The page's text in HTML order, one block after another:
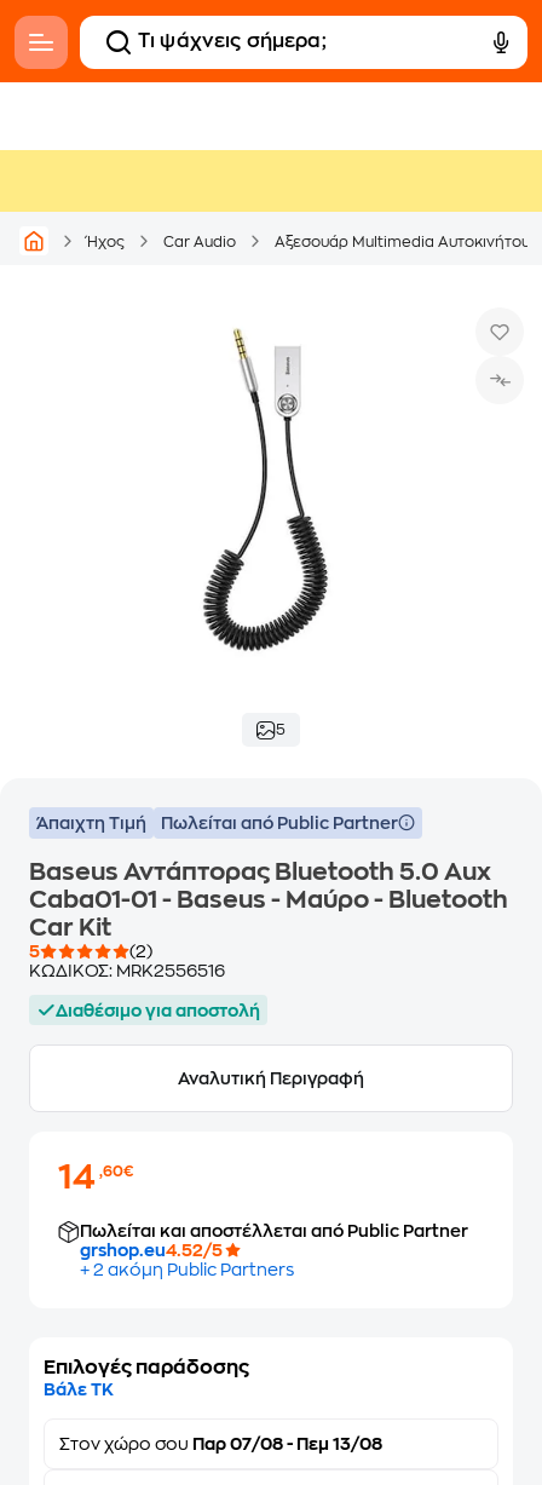
Ήχος Car Audio Αξεσουάρ Multimedia Αυτοκινήτου
5
Άπαιχτη Τιμή Πωλείται από Public Partner
Baseus Αντάπτορας Bluetooth 5.0 Aux
Caba01-01 - Baseus - Μαύρο - Bluetooth
Car Kit
5
(2)
ΚΩΔΙΚΟΣ: MRK2556516
Διαθέσιμο για αποστολή
Αναλυτική Περιγραφή
14,60€
Πωλείται και αποστέλλεται από Public Partner
grshop.eu4.52/5
+ 2 ακόμη Public Partners
Επιλογές παράδοσης
Βάλε ΤΚ
Στον χώρο σου Παρ 07/08 - Πεμ 13/08